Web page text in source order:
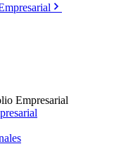
Empresarial